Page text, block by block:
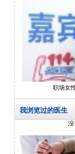
职场女
我浏览过的医生